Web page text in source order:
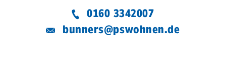
0160 3342007
bunners@pswohnen.de